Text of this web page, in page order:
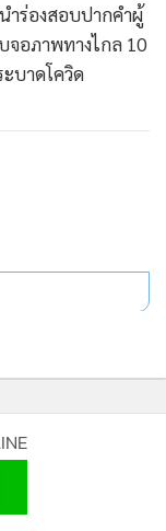
ำร่องสอบปากคำผู้
จอภาพทางไกล 10
ะบาดโควิด